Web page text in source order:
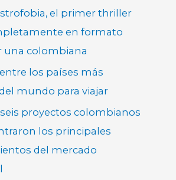
el primer thriller
en formato
una colombiana
los países más
mundo para viajar
seis proyectos colombianos
los principales
del mercado